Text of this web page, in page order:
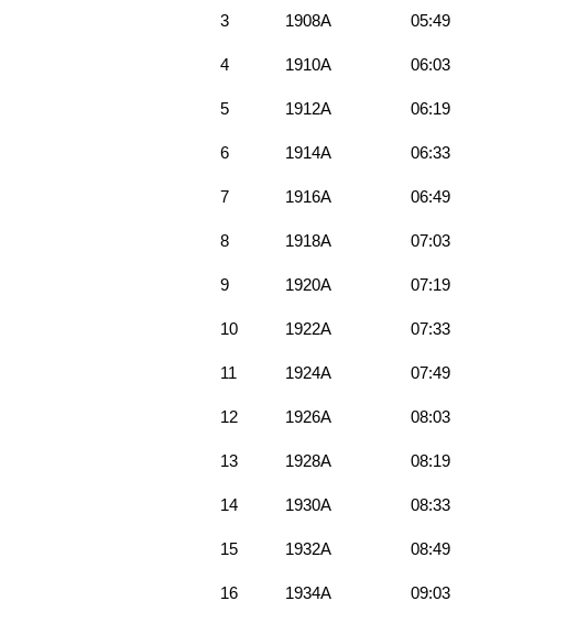
3 1908A 05:49
4 1910A 06:03
5 1912A 06:19
6 1914A 06:33
7 1916A 06:49
8 1918A 07:03
9 1920A 07:19
10 1922A 07:33
11 1924A 07:49
12 1926A 08:03
13 1928A 08:19
14 1930A 08:33
15 1932A 08:49
16 1934A 09:03